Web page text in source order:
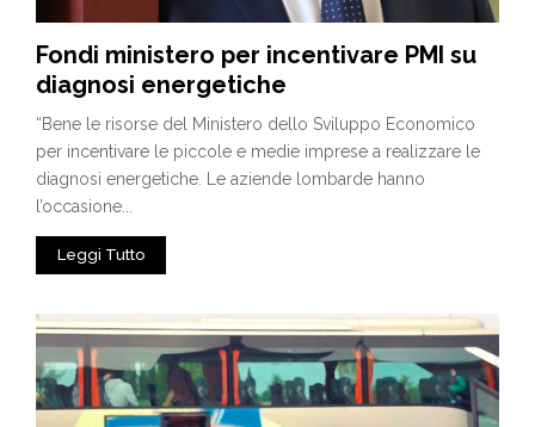
Fondi ministero per incentivare PMI su
diagnosi energetiche
“Bene le risorse del Ministero dello Sviluppo Economico
per incentivare le piccole e medie imprese a realizzare le
diagnosi energetiche. Le aziende lombarde hanno
l’occasione...
Leggi Tutto